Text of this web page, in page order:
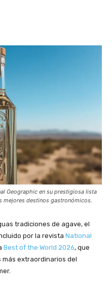
Geographic en su prestigiosa lista
mejores destinos gastronómicos.
tradiciones de agave, el
por la revista National
Best of the World 2026, que
extraordinarios del